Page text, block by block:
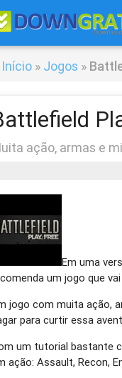
Início » Jogos »
ação, armas e
Em uma
um jogo que
jogo com muita ação,
para curtir essa
um tutorial bastante
ação: Assault, Recon,